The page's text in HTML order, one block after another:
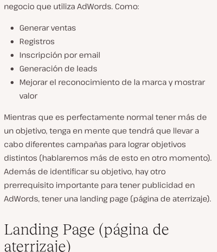
negocio que utiliza AdWords. Como:
Generar ventas
Registros
Inscripción por email
Generación de leads
Mejorar el reconocimiento de la marca y mostrar
valor
Mientras que es perfectamente normal tener más de
un objetivo, tenga en mente que tendrá que llevar a
cabo diferentes campañas para lograr objetivos
distintos (hablaremos más de esto en otro momento).
Además de identificar su objetivo, hay otro
prerrequisito importante para tener publicidad en
AdWords, tener una landing page (página de aterrizaje).
Landing Page (página de
aterrizaje)